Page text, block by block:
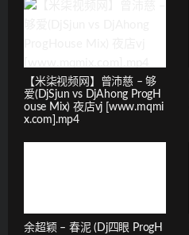
【米柒视频网】曾沛慈 – 够
爱(DjSjun vs DjAhong ProgH
ouse Mix) 夜店vj [www.mqmi
x.com].mp4
余超颖 – 春泥 (Dj四眼 ProgH